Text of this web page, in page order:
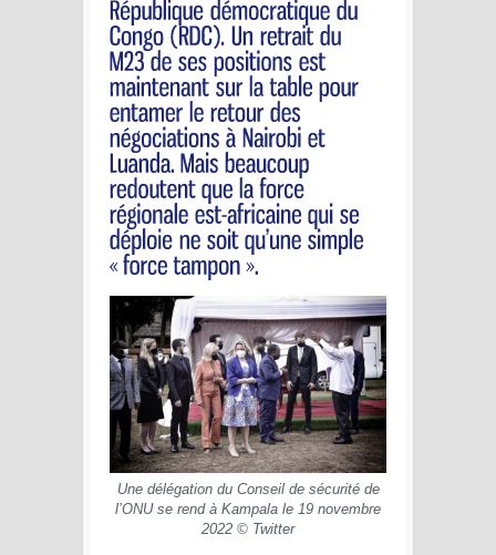
Une délégation du Conseil de sécurité de
l’ONU se rend à Kampala le 19 novembre
2022 © Twitter